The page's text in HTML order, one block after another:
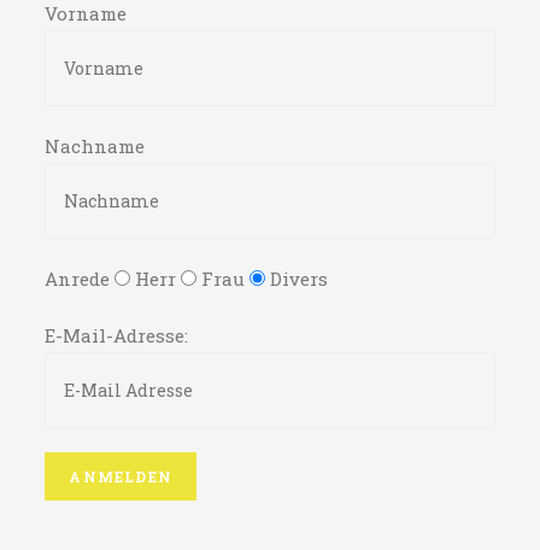
Vorname
Nachname
Anrede Herr Frau Divers
E-Mail-Adresse: